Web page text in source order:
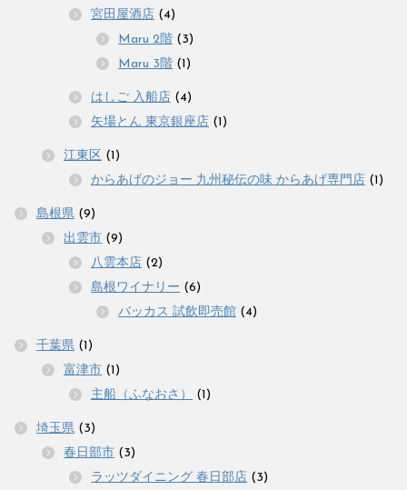
宮田屋酒店 (4)
Maru 2階 (3)
Maru 3階 (1)
はしご 入船店 (4)
矢場とん 東京銀座店 (1)
江東区 (1)
からあげのジョー 九州秘伝の味 からあげ専門店 (1)
島根県 (9)
出雲市 (9)
八雲本店 (2)
島根ワイナリー (6)
バッカス 試飲即売館 (4)
千葉県 (1)
富津市 (1)
主船（ふなおさ）
(1)
埼玉県 (3)
春日部市 (3)
ラッツダイニング 春日部店 (3)